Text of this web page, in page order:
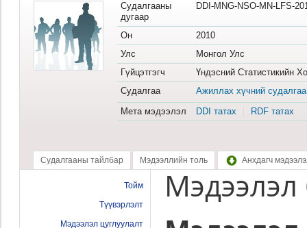
Судалгааны
дугаар
DDI-MNG-NSO-MN-LFS-
Он
2010
Улс
Монгол Улс
Гүйцэтгэгч
Үндэсний Статистикийн
Судалгаа
Ажиллах хүчний судалгаа
Мета мэдээлэл
DDI татах RDF татах
Судалгааны тайлбар Мэдээллийн толь Анхдагч
Тойм
Түүвэрлэлт
Мэдээлэл цуглуулалт
Мэдээлэл